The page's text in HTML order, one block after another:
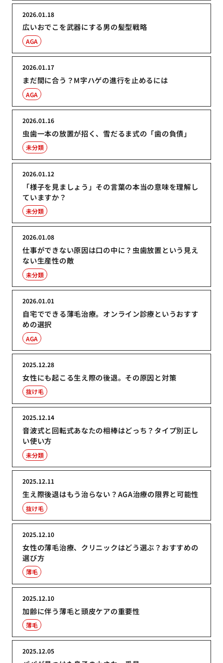
広いおでこを武器にする男の髪型戦略
2026.01.18
AGA
まだ間に合う？M字ハゲの進行を止めるには
2026.01.17
AGA
虫歯一本の放置が招く、雪だるま式の「歯の負債」
2026.01.16
未分類
「様子を見ましょう」その言葉の本当の意味を理解し
ていますか？
2026.01.12
未分類
仕事ができない原因は口の中に？虫歯放置という見え
ない生産性の敵
2026.01.08
未分類
自宅でできる薄毛治療。オンライン診療というおすす
めの選択
2026.01.01
AGA
女性にも起こる生え際の後退。その原因と対策
2025.12.28
抜け毛
音波式と回転式あなたの相棒はどっち？タイプ別正し
い使い方
2025.12.14
未分類
生え際後退はもう治らない？AGA治療の限界と可能性
2025.12.11
抜け毛
女性の薄毛治療、クリニックはどう選ぶ？おすすめの
選び方
2025.12.10
薄毛
加齢に伴う薄毛と頭皮ケアの重要性
2025.12.10
薄毛
2025.12.05